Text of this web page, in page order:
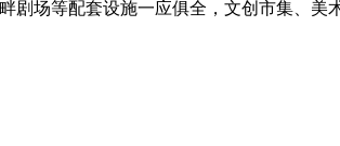
场等配套设施一应俱全，文创市集、美